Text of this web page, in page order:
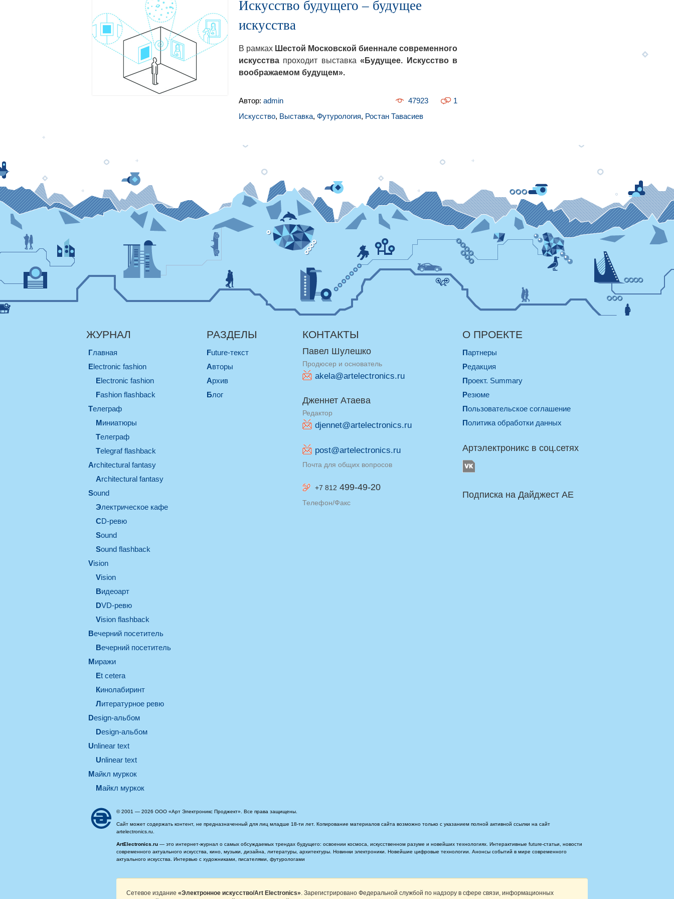
Искусство будущего – будущее
искусства
В рамках Шестой Московской биеннале современного
искусства проходит выставка«Будущее. Искусство в
воображаемом будущем».
Автор: admin 1
47923
Искусство, Выставка, Футурология, Ростан Тавасиев
ЖУРНАЛ
Главная
electronic fashion
electronic fashion
Fashion flashback
телеграф
миниатюры
телеграф
Telegraf flashback
architectural fantasy
architectural fantasy
sound
электрическое кафе
CD-ревю
sound
Sound flashback
vision
vision
видеоарт
DVD-ревю
Vision flashback
вечерний посетитель
вечерний посетитель
миражи
et cetera
кинолабиринт
литературное ревю
design-альбом
design-альбом
unlinear text
Unlinear text
майкл муркок
майкл муркок
РАЗДЕЛЫ
Future-текст
Авторы
Архив
Блог
КОНТАКТЫ
Павел Шулешко
Продюсер и основатель
akela@artelectronics.ru
Дженнет Атаева
Редактор
djennet@artelectronics.ru
post@artelectronics.ru
Почта для общих вопросов
+7 812 499-49-20
Телефон/Факс
О ПРОЕКТЕ
Партнеры
Редакция
Проект. Summary
Резюме
Пользовательское соглашение
Политика обработки данных
Артэлектроникс в соц.сетях
Подписка на Дайджест AE
© 2001 — 2026 ООО «Арт Электроникс Проджект». Все права защищены.
Сайт может содержать контент, не предназначенный для лиц младше 18-ти лет. Копирование материалов сайта возможно только с указанием полной активной ссылки на сайт
artelectronics.ru.
ArtElectronics.ru — это интернет-журнал о самых обсуждаемых трендах будущего: освоении космоса, искусственном разуме и новейших технологиях. Интерактивные future-статьи, новости
современного актуального искусства, кино, музыки, дизайна, литературы, архитектуры. Новинки электроники. Новейшие цифровые технологии. Анонсы событий в мире современного
актуального искусства. Интервью с художниками, писателями, футурологами
Сетевое издание «Электронное искусство/Art Electronics» . Зарегистрировано Федеральной службой по надзору в сфере связи, информационных